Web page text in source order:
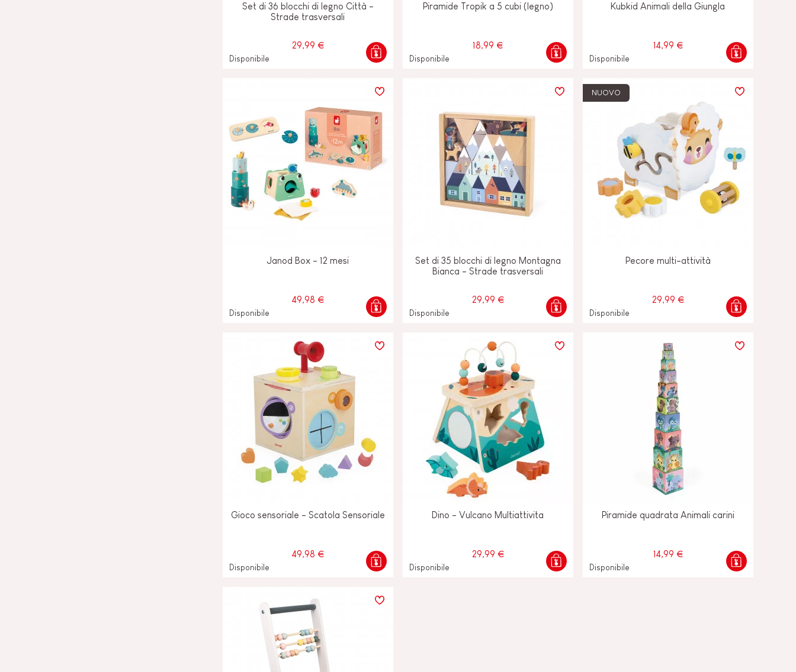
Set di 36 blocchi di legno Città -
Strade trasversali
29,99 €
Disponibile
Piramide Tropik a 5 cubi (legno)
18,99 €
Disponibile
Kubkid Animali della Giungla
14,99 €
Disponibile
Janod Box - 12 mesi
49,98 €
Disponibile
Set di 35 blocchi di legno Montagna
Bianca - Strade trasversali
29,99 €
Disponibile
NUOVO
Pecore multi-attività
29,99 €
Disponibile
Gioco sensoriale - Scatola Sensoriale
49,98 €
Disponibile
Dino - Vulcano Multiattivita
29,99 €
Disponibile
Piramide quadrata Animali carini
14,99 €
Disponibile